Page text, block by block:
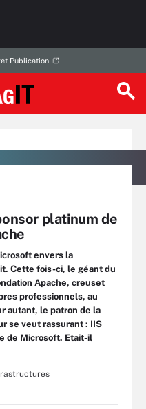
Publication
platinum de
envers la
Cette fois-ci, le géant du
Apache, creuset
professionnels, au
autant, le patron de la
se veut rassurant : IIS
de Microsoft. Etait-il